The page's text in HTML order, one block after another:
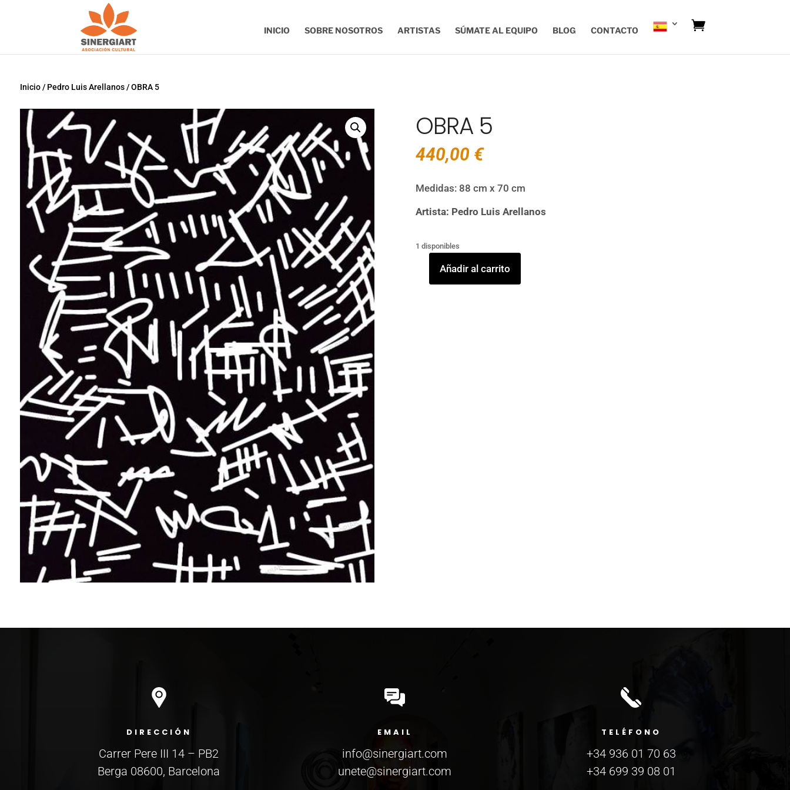
INICIO SOBRE NOSOTROS ARTISTAS SÚMATE AL EQUIPO BLOG CONTACTO
Inicio/ Pedro Luis Arellanos/ OBRA 5
OBRA 5
440,00 €
Medidas: 88 cm x 70 cm
Artista: Pedro Luis Arellanos
1 disponibles
Añadir al carrito
DIRECCIÓN
Carrer Pere III 14 – PB2
Berga 08600, Barcelona
EMAIL
info@sinergiart.com
unete@sinergiart.com
TELÉFONO
+34 936 01 70 63
+34 699 39 08 01